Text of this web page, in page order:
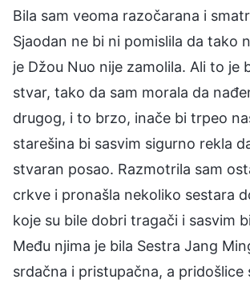
Bila sam veoma razočarana i
Sjaodan ne bi ni pomislila da tako
je Džou Nuo nije zamolila. Ali to je
stvar, tako da sam morala da
drugog, i to brzo, inače bi trpeo
starešina bi sasvim sigurno rekla
stvaran posao. Razmotrila sam
crkve i pronašla nekoliko sestara
koje su bile dobri tragači i sasvim
Među njima je bila Sestra Jang
srdačna i pristupačna, a pridošlice